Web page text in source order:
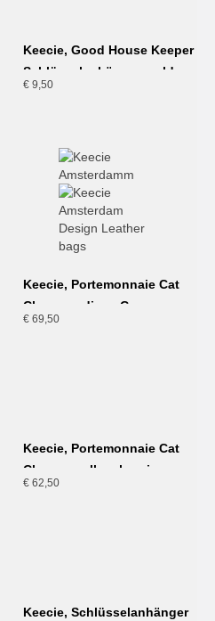
Keecie, Good House Keeper
Schlüsselanhänger, gold
€ 9,50
Keecie, Portemonnaie Cat
Chase medium, Cognac
€ 69,50
Keecie, Portemonnaie Cat
Chase small, aubergine
€ 62,50
Keecie, Schlüsselanhänger